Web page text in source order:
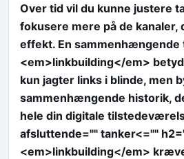
Over tid vil du kunne justere
fokusere mere på de
effekt. En sammenhængende
<em>linkbuilding</em>
kun jagter links i blinde, men
sammenhængende historik,
hele din digitale
afsluttende="" tanker<=""
<em>linkbuilding</em>